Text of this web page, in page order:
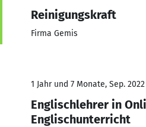
Reinigungskraft
Firma Gemis
1 Jahr und 7 Monate, Sep.
Englischlehrer in
Englischunterricht